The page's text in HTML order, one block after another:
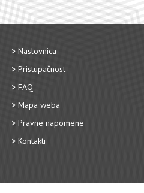
Naslovnica
Pristupačnost
FAQ
Mapa weba
Pravne napomene
Kontakti